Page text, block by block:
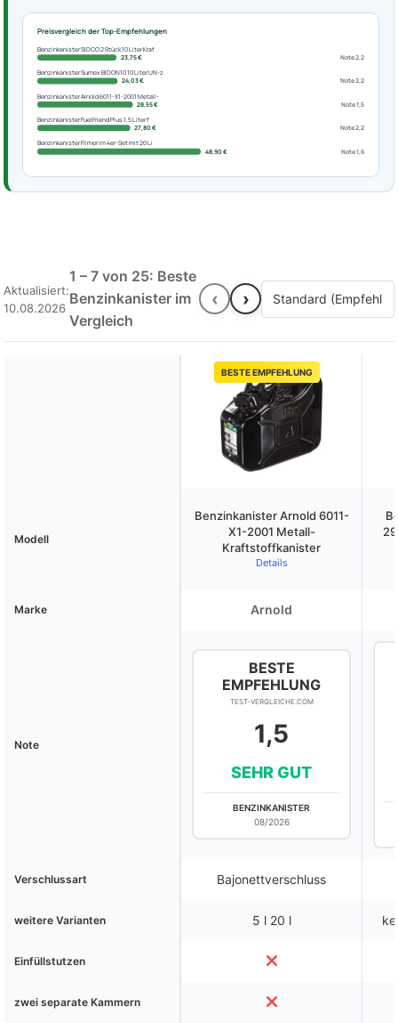
Preisvergleich der Top-Empfehlungen
Benzinkanister SIDCO 2 Stück 10 Liter Kraf
23,75 €
Note 2,2
Benzinkanister Sumex BIDON10 10 Liter UN-z
24,03 €
Note 2,2
Benzinkanister Arnold 6011-X1-2001 Metall-
28,55 €
Note 1,5
Benzinkanister FuelFriend Plus 1,5 Liter f
27,80 €
Note 2,2
Benzinkanister Filmer im 4er-Set mit 20 Li
48,90 €
Note 1,6
Aktualisiert:
10.08.2026
1 – 7 von 25: Beste
Benzinkanister im
Vergleich
‹ ›
BESTE EMPFEHLUNG
Modell
Benzinkanister Arnold 6011-
X1-2001 Metall-
Kraftstoffkanister
Details
Marke Arnold
Note
BESTE
EMPFEHLUNG
TEST-VERGLEICHE.COM
1,5
SEHR GUT
BENZINKANISTER
08/2026
Verschlussart Bajonettverschluss
weitere Varianten 5 l 20 l
Einfüllstutzen
zwei separate Kammern